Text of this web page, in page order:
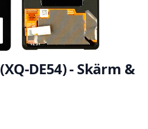
DE54) - Skärm &